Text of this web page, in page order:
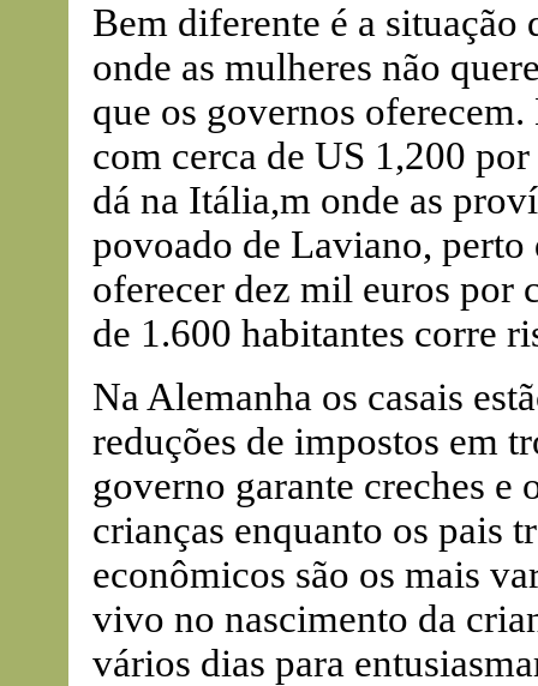
Bem diferente é a situação
onde as mulheres não
que os governos
com cerca de US 1,200
dá na Itália,m onde as
povoado de Laviano,
oferecer dez mil euros por
de 1.600 habitantes corre
Na Alemanha os casais
reduções de impostos em
governo garante creches e
crianças enquanto os pais
econômicos são os mais
vivo no nascimento da
vários dias para